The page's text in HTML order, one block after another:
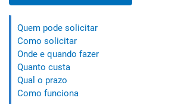
Quem pode solicitar
Como solicitar
Onde e quando fazer
Quanto custa
Qual o prazo
Como funciona